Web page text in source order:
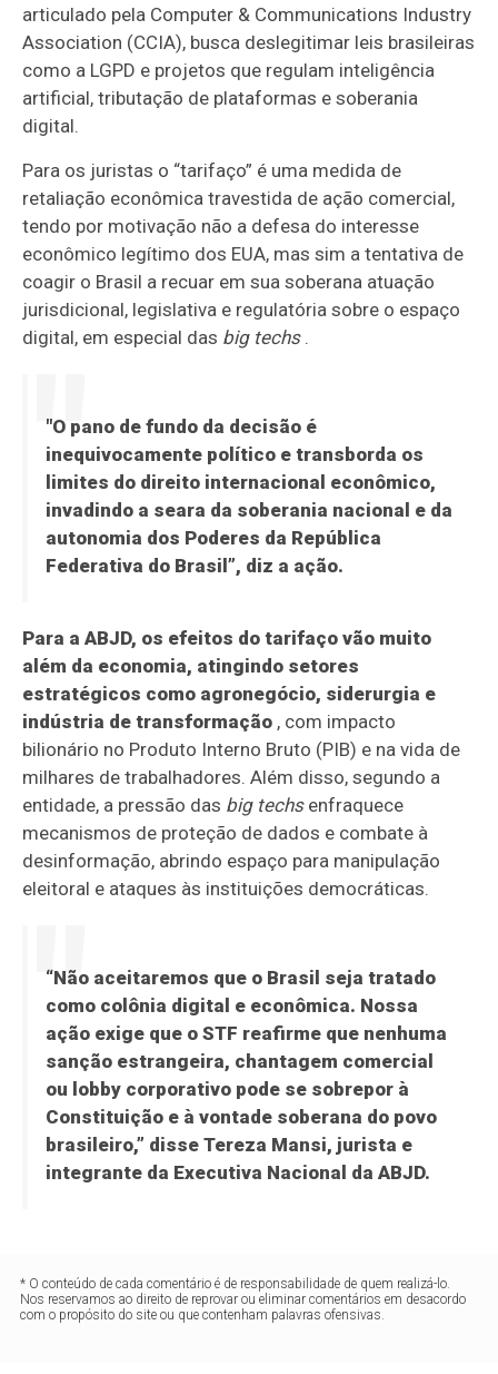
articulado pela Computer & Communications Industry
Association (CCIA), busca deslegitimar leis brasileiras
como a LGPD e projetos que regulam inteligência
artificial, tributação de plataformas e soberania
digital.
Para os juristas o “tarifaço” é uma medida de
retaliação econômica travestida de ação comercial,
tendo por motivação não a defesa do interesse
econômico legítimo dos EUA, mas sim a tentativa de
coagir o Brasil a recuar em sua soberana atuação
jurisdicional, legislativa e regulatória sobre o espaço
digital, em especial das big techs.
"O pano de fundo da decisão é
inequivocamente político e transborda os
limites do direito internacional econômico,
invadindo a seara da soberania nacional e da
autonomia dos Poderes da República
Federativa do Brasil”, diz a ação.
Para a ABJD, os efeitos do tarifaço vão muito
além da economia, atingindo setores
estratégicos como agronegócio, siderurgia e
indústria de transformação , com impacto
bilionário no Produto Interno Bruto (PIB) e na vida de
milhares de trabalhadores. Além disso, segundo a
entidade, a pressão das big techsenfraquece
mecanismos de proteção de dados e combate à
desinformação, abrindo espaço para manipulação
eleitoral e ataques às instituições democráticas.
“Não aceitaremos que o Brasil seja tratado
como colônia digital e econômica. Nossa
ação exige que o STF reafirme que nenhuma
sanção estrangeira, chantagem comercial
ou lobby corporativo pode se sobrepor à
Constituição e à vontade soberana do povo
brasileiro,” disse Tereza Mansi, jurista e
integrante da Executiva Nacional da ABJD.
* O conteúdo de cada comentário é de responsabilidade de quem realizá-lo.
Nos reservamos ao direito de reprovar ou eliminar comentários em desacordo
com o propósito do site ou que contenham palavras ofensivas.